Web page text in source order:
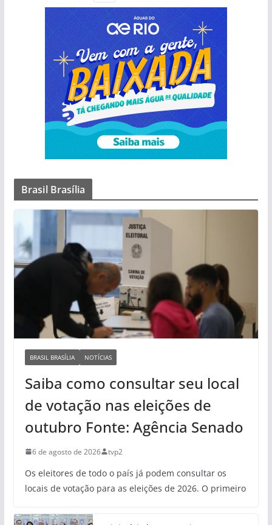
Brasil Brasília
BRASIL BRASÍLIA NOTÍCIAS
Saiba como consultar seu local
de votação nas eleições de
outubro Fonte: Agência Senado
6 de agosto de 2026 tvp2
Os eleitores de todo o país já podem consultar os
locais de votação para as eleições de 2026. O primeiro